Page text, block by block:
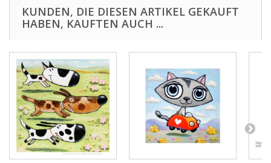
KUNDEN, DIE DIESEN ARTIKEL GEKAUFT
HABEN, KAUFTEN AUCH ...